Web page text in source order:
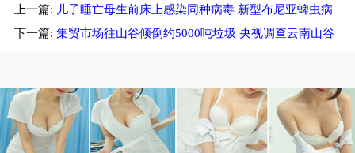
上一篇: 儿子睡亡母生前床上感染同种病毒 新型布尼亚蜱虫病
毒
下一篇: 集贸市场往山谷倾倒约5000吨垃圾 央视调查云南山谷